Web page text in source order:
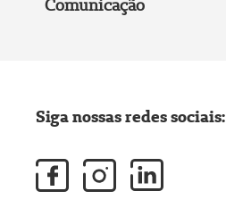
Comunicação
Siga nossas redes sociais: